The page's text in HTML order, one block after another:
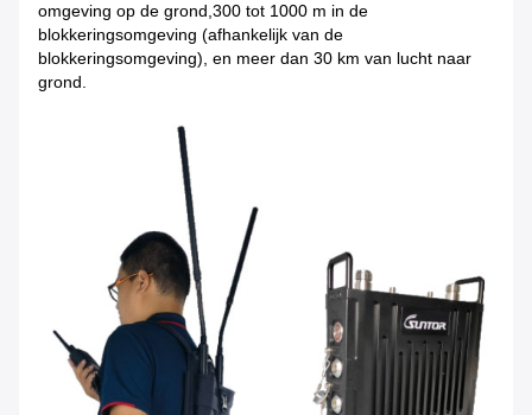
omgeving op de grond,300 tot 1000 m in de
blokkeringsomgeving (afhankelijk van de
blokkeringsomgeving), en meer dan 30 km van lucht naar
grond.